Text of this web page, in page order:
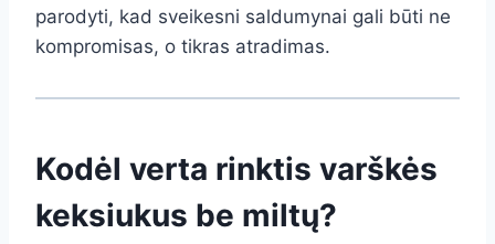
parodyti, kad sveikesni saldumynai gali būti ne
kompromisas, o tikras atradimas.
Kodėl verta rinktis varškės
keksiukus be miltų?